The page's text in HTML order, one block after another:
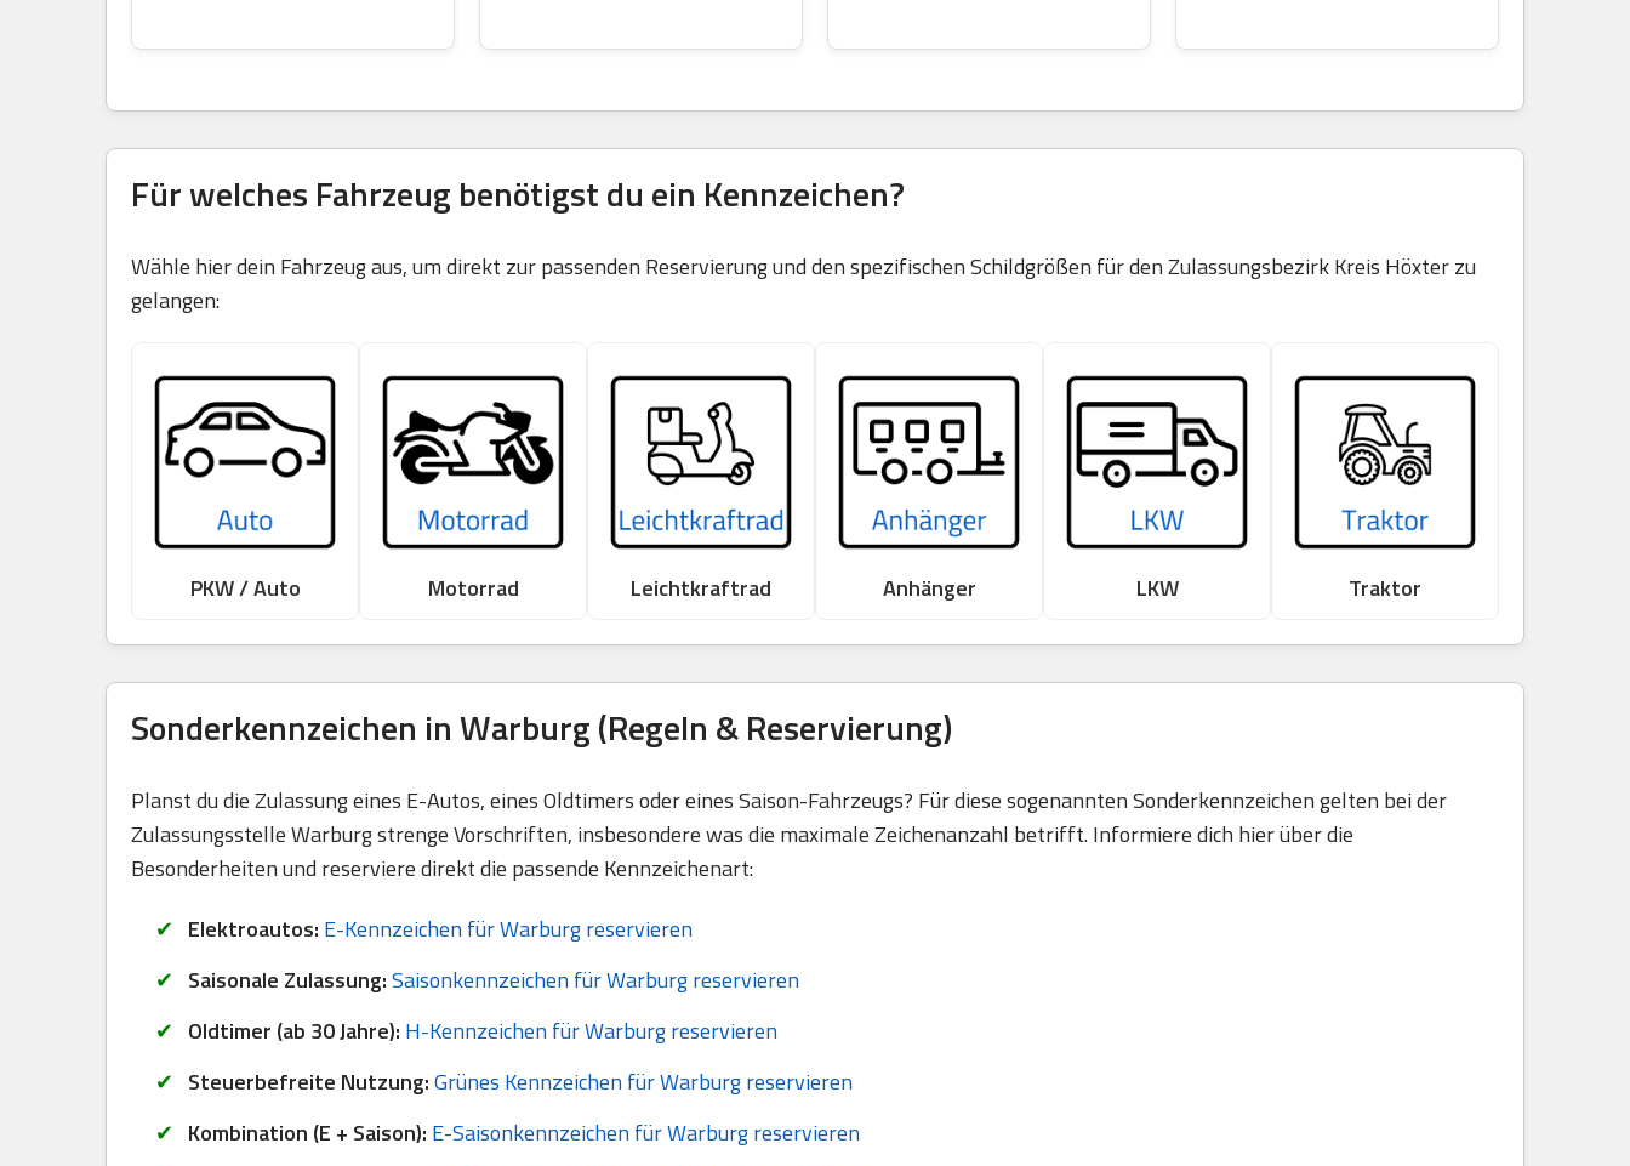
Für welches Fahrzeug benötigst du ein Kennzeichen?
Wähle hier dein Fahrzeug aus, um direkt zur passenden Reservierung und den spezifischen Schildgrößen für den Zulassungsbezirk Kreis Höxter zu
gelangen:
PKW / Auto Motorrad Leichtkraftrad Anhänger LKW Traktor
Sonderkennzeichen in Warburg (Regeln & Reservierung)
Planst du die Zulassung eines E-Autos, eines Oldtimers oder eines Saison-Fahrzeugs? Für diese sogenannten Sonderkennzeichen gelten bei der
Zulassungsstelle Warburg strenge Vorschriften, insbesondere was die maximale Zeichenanzahl betrifft. Informiere dich hier über die
Besonderheiten und reserviere direkt die passende Kennzeichenart:
Elektroautos: E-Kennzeichen für Warburg reservieren
Saisonale Zulassung:Saisonkennzeichen für Warburg reservieren
Oldtimer (ab 30 Jahre): H-Kennzeichen für Warburg reservieren
Steuerbefreite Nutzung:Grünes Kennzeichen für Warburg reservieren
Kombination (E + Saison): E-Saisonkennzeichen für Warburg reservieren